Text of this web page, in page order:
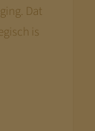
Dat
is